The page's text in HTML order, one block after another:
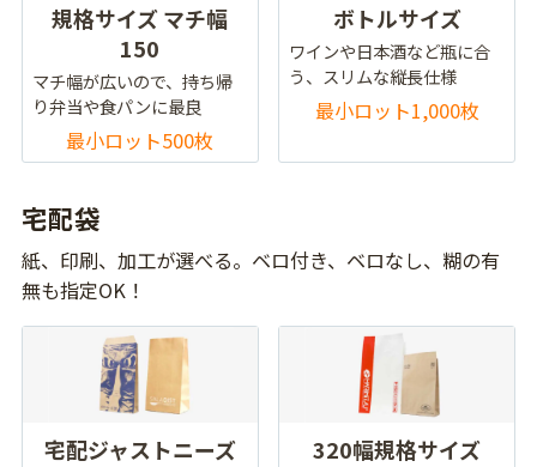
規格サイズ マチ幅
150
マチ幅が広いので、持ち帰
り弁当や食パンに最良
最小ロット500枚
ボトルサイズ
ワインや日本酒など瓶に合
う、スリムな縦長仕様
最小ロット1,000枚
宅配袋
紙、印刷、加工が選べる。ベロ付き、ベロなし、糊の有
無も指定OK！
宅配ジャストニーズ 320幅規格サイズ